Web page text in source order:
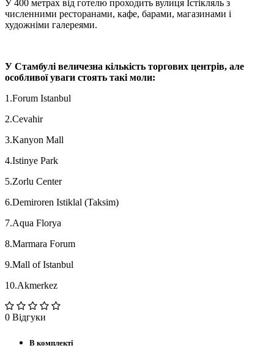
У 400 метрах від готелю проходить вулиця Істікляль з
численними ресторанами, кафе, барами, магазинами і
художніми галереями.
У Стамбулі величезна кількість торгових центрів, але
особливої ​​уваги стоять такі моли:
1.Forum Istanbul
2.Cevahir
3.Kanyon Mall
4.Istinye Park
5.Zorlu Center
6.Demiroren Istiklal (Taksim)
7.Aqua Florya
8.Marmara Forum
9.Mall of Istanbul
10.Akmerkez
0 Відгуки
В комплекті